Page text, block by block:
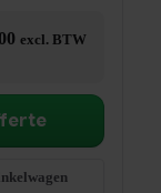
Prijsklasse:
€314,00
excl. BTW